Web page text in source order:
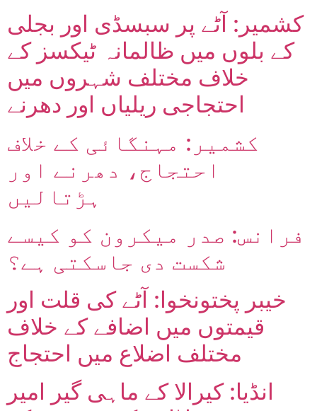
کشمیر: آٹے پر سبسڈی اور بجلی
کے بلوں میں ظالمانہ ٹیکسز کے
خلاف مختلف شہروں میں
احتجاجی ریلیاں اور دھرنے
کشمیر: مہنگائی کے خلاف
احتجاج، دھرنے اور
ہڑتالیں
فرانس: صدر میکرون کو کیسے
شکست دی جاسکتی ہے؟
خیبر پختونخوا: آٹے کی قلت اور
قیمتوں میں اضافے کے خلاف
مختلف اضلاع میں احتجاج
انڈیا: کیرالا کے ماہی گیر امیر